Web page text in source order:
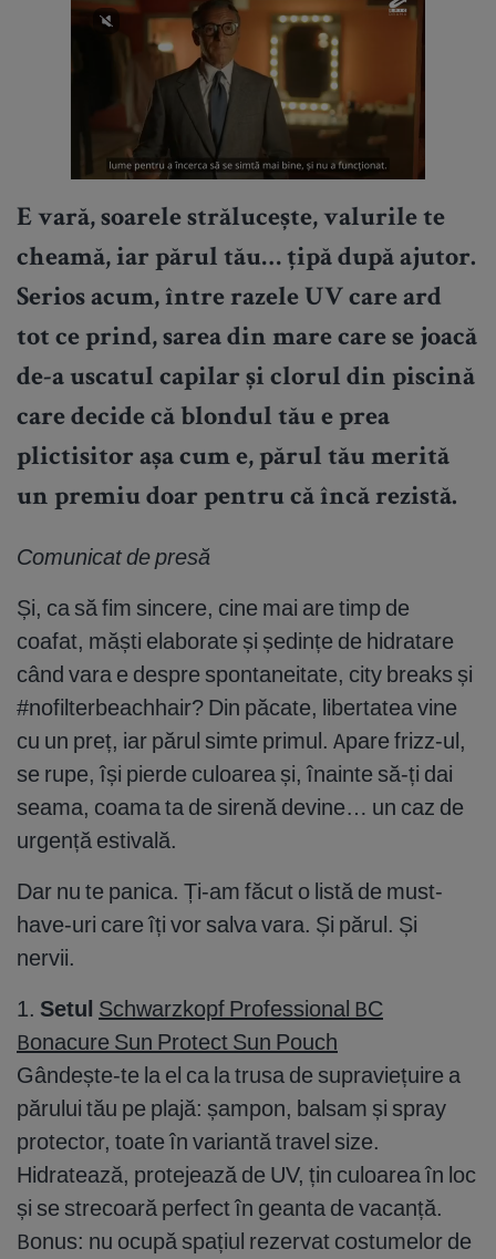
E vară, soarele strălucește, valurile te
cheamă, iar părul tău… țipă după ajutor.
Serios acum, între razele UV care ard
tot ce prind, sarea din mare care se joacă
de-a uscatul capilar și clorul din piscină
care decide că blondul tău e prea
plictisitor așa cum e, părul tău merită
un premiu doar pentru că încă rezistă.
Comunicat de presă
Și, ca să fim sincere, cine mai are timp de
coafat, măști elaborate și ședințe de hidratare
când vara e despre spontaneitate, city breaks și
#nofilterbeachhair? Din păcate, libertatea vine
cu un preț, iar părul simte primul. Apare frizz-ul,
se rupe, își pierde culoarea și, înainte să-ți dai
seama, coama ta de sirenă devine… un caz de
urgență estivală.
Dar nu te panica. Ți-am făcut o listă de must-
have-uri care îți vor salva vara. Și părul. Și
nervii.
1. Setul Schwarzkopf Professional BC
Bonacure Sun Protect Sun Pouch
Gândește-te la el ca la trusa de supraviețuire a
părului tău pe plajă: șampon, balsam și spray
protector, toate în variantă travel size.
Hidratează, protejează de UV, țin culoarea în loc
și se strecoară perfect în geanta de vacanță.
Bonus: nu ocupă spațiul rezervat costumelor de